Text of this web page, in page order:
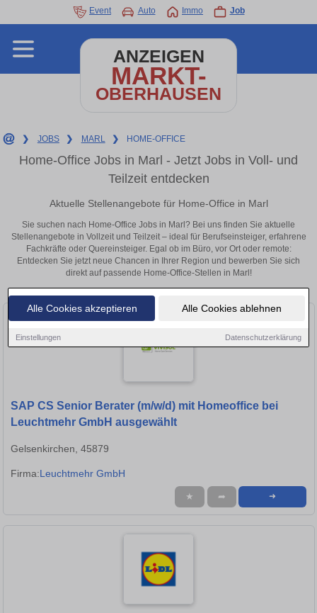
Alle Cookies akzeptieren Alle Cookies ablehnen
Einstellungen Datenschutzerklärung
Event Auto Immo Job
ANZEIGEN
MARKT-
OBERHAUSEN
❯ JOBS ❯ MARL ❯ HOME-OFFICE
Home-Office Jobs in Marl - Jetzt Jobs in Voll- und
Teilzeit entdecken
Aktuelle Stellenangebote für Home-Office in Marl
Sie suchen nach Home-Office Jobs in Marl? Bei uns finden Sie aktuelle
Stellenangebote in Vollzeit und Teilzeit – ideal für Berufseinsteiger, erfahrene
Fachkräfte oder Quereinsteiger. Egal ob im Büro, vor Ort oder remote:
Entdecken Sie jetzt neue Chancen in Ihrer Region und bewerben Sie sich
direkt auf passende Home-Office-Stellen in Marl!
SAP CS Senior Berater (m/w/d) mit Homeoffice bei
Leuchtmehr GmbH ausgewählt
Gelsenkirchen, 45879
Firma:Leuchtmehr GmbH
★ ➦ ➜